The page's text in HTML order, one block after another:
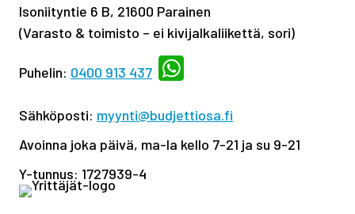
Isoniityntie 6 B, 21600 Parainen
(Varasto & toimisto – ei kivijalkaliikettä, sori)
Puhelin: 0400 913 437
Sähköposti: myynti@budjettiosa.fi
Avoinna joka päivä, ma-la kello 7-21 ja su 9-21
Y-tunnus: 1727939-4